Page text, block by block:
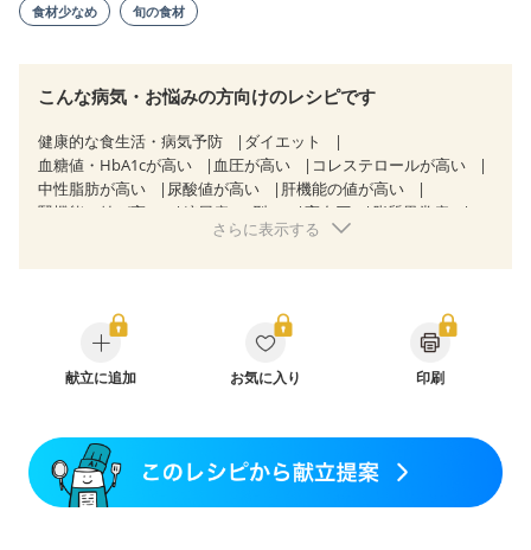
食材少なめ 旬の食材
こんな病気・お悩みの方向けのレシピです
健康的な食生活・病気予防
ダイエット
血糖値・HbA1cが高い
血圧が高い
コレステロールが高い
中性脂肪が高い
尿酸値が高い
肝機能の値が高い
腎機能の値が高い
糖尿病（2型） 高血圧
脂質異常症
狭心症 心筋梗塞
CKD（ステージ２）
CKD（ステージ３a）
CKD（ステージ３b）
乳がん（抗がん剤治療中）
乳がん（ホルモン療法中）
乳がん（放射線治療中）
フレイル（年齢に合わせた体作り）
ニキビ・肌荒れ
妊活中 更年期
さらに表示する
献立に追加 お気に入り 印刷